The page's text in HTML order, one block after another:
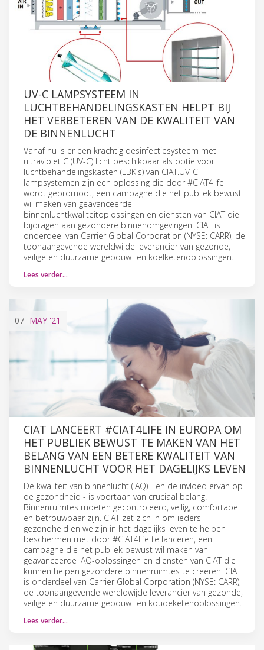
UV-C LAMPSYSTEEM IN
LUCHTBEHANDELINGSKASTEN HELPT BIJ
HET VERBETEREN VAN DE KWALITEIT VAN
DE BINNENLUCHT
Vanaf nu is er een krachtig desinfectiesysteem met
ultraviolet C (UV-C) licht beschikbaar als optie voor
luchtbehandelingskasten (LBK's) van CIAT.UV-C
lampsystemen zijn een oplossing die door #CIAT4life
wordt gepromoot, een campagne die het publiek bewust
wil maken van geavanceerde
binnenluchtkwaliteitoplossingen en diensten van CIAT die
bijdragen aan gezondere binnenomgevingen. CIAT is
onderdeel van Carrier Global Corporation (NYSE: CARR), de
toonaangevende wereldwijde leverancier van gezonde,
veilige en duurzame gebouw- en koelketenoplossingen.
Lees verder…
07 MAY '21
CIAT LANCEERT #CIAT4LIFE IN EUROPA OM
HET PUBLIEK BEWUST TE MAKEN VAN HET
BELANG VAN EEN BETERE KWALITEIT VAN
BINNENLUCHT VOOR HET DAGELIJKS LEVEN
De kwaliteit van binnenlucht (IAQ) - en de invloed ervan op
de gezondheid - is voortaan van cruciaal belang.
Binnenruimtes moeten gecontroleerd, veilig, comfortabel
en betrouwbaar zijn. CIAT zet zich in om ieders
gezondheid en welzijn in het dagelijks leven te helpen
beschermen met door #CIAT4life te lanceren, een
campagne die het publiek bewust wil maken van
geavanceerde IAQ-oplossingen en diensten van CIAT die
kunnen helpen gezondere binnenruimtes te creëren. CIAT
is onderdeel van Carrier Global Corporation (NYSE: CARR),
de toonaangevende wereldwijde leverancier van gezonde,
veilige en duurzame gebouw- en koudeketenoplossingen.
Lees verder…